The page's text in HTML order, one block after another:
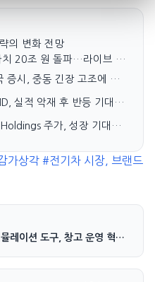
의 변화 전망
20조 원 돌파…라이브 쇼
증시, 중동 긴장 고조에 하
실적 악재 후 반등 기대는
주가, 성장 기대치
가상각 #전기차 시장, 브랜드
Roboteon의 로봇 자동화 시뮬레이션 도구, 창고 운영 혁신 기대